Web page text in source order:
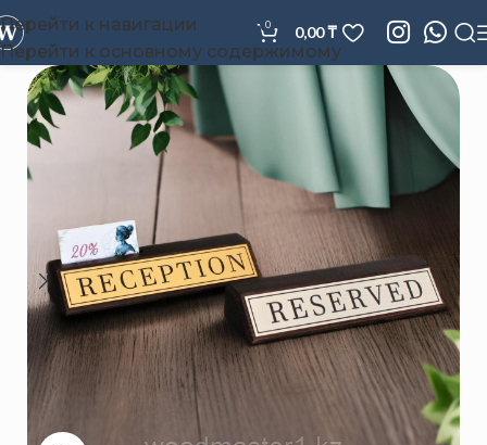
Перейти к навигации
Перейти к основному содержимому
0 0,00₸